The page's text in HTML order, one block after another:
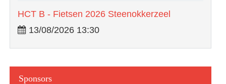
HCT B - Fietsen 2026 Steenokkerzeel
13/08/2026 13:30
Sponsors